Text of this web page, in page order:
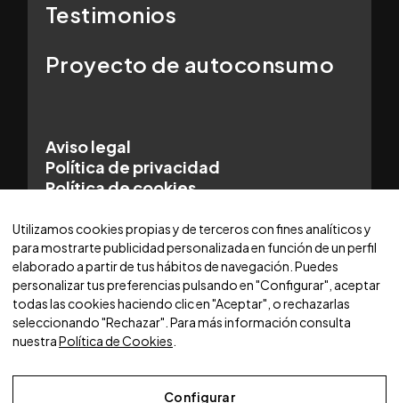
Testimonios
Proyecto de autoconsumo
Aviso legal
Política de privacidad
Política de cookies
Utilizamos cookies propias y de terceros con fines analíticos y
para mostrarte publicidad personalizada en función de un perfil
elaborado a partir de tus hábitos de navegación. Puedes
personalizar tus preferencias pulsando en "Configurar", aceptar
todas las cookies haciendo clic en "Aceptar", o rechazarlas
seleccionando "Rechazar". Para más información consulta
nuestraPolítica de Cookies
Configurar